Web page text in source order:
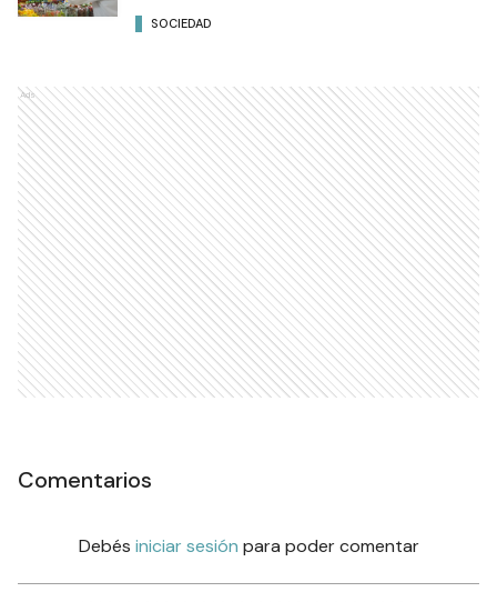
SOCIEDAD
Ads
Comentarios
Debés iniciar sesión para poder comentar